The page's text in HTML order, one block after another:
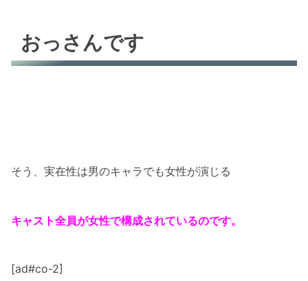
おっさんです
そう、実在性は男のキャラでも女性が演じる
キャスト全員が女性で構成されているのです。
[ad#co-2]